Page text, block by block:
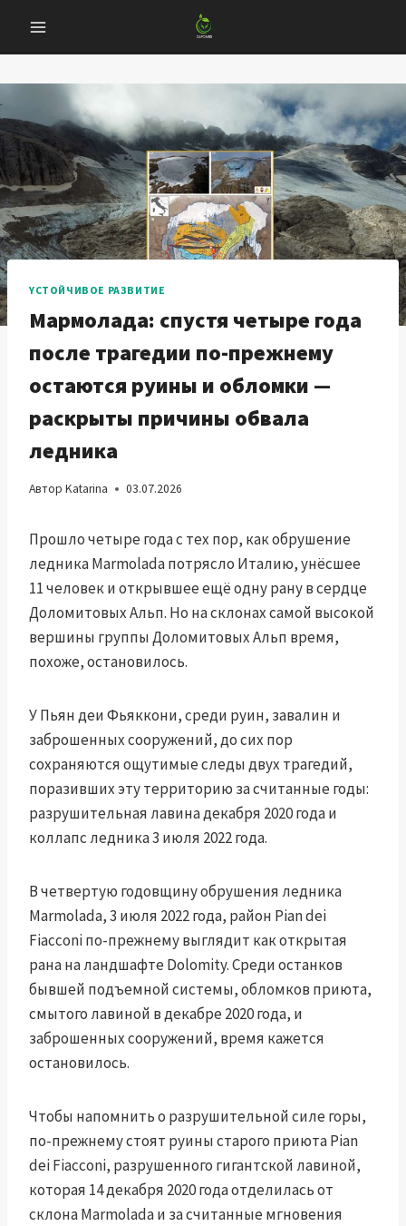
содержанию
YСТОЙЧИВОЕ РАЗВИТИЕ
Мармолада: спустя четыре года
после трагедии по-прежнему
остаются руины и обломки —
раскрыты причины обвала
ледника
Автор Katarina 03.07.2026
Прошло четыре года с тех пор, как обрушение
ледника Marmolada потрясло Италию, унёсшее
11 человек и открывшее ещё одну рану в сердце
Доломитовых Альп. Но на склонах самой высокой
вершины группы Доломитовых Альп время,
похоже, остановилось.
У Пьян деи Фьяккони, среди руин, завалин и
заброшенных сооружений, до сих пор
сохраняются ощутимые следы двух трагедий,
поразивших эту территорию за считанные годы:
разрушительная лавина декабря 2020 года и
коллапс ледника 3 июля 2022 года.
В четвертую годовщину обрушения ледника
Marmolada, 3 июля 2022 года, район Pian dei
Fiacconi по-прежнему выглядит как открытая
рана на ландшафте Dolomity. Среди останков
бывшей подъемной системы, обломков приюта,
смытого лавиной в декабре 2020 года, и
заброшенных сооружений, время кажется
остановилось.
Чтобы напомнить о разрушительной силе горы,
по-прежнему стоят руины старого приюта Pian
dei Fiacconi, разрушенного гигантской лавиной,
которая 14 декабря 2020 года отделилась от
склона Marmolada и за считанные мгновения